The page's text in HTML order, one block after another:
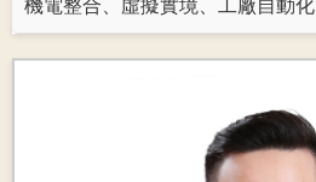
機電整合、虛擬實境、工廠自動化